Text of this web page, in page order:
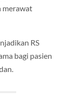
merawat
RS
bagi pasien